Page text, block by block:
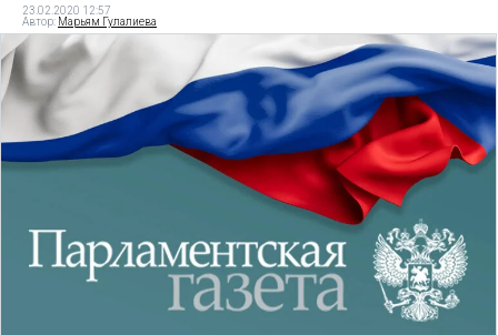
23.02.2020 12:57
Автор: Марьям Гулалиева